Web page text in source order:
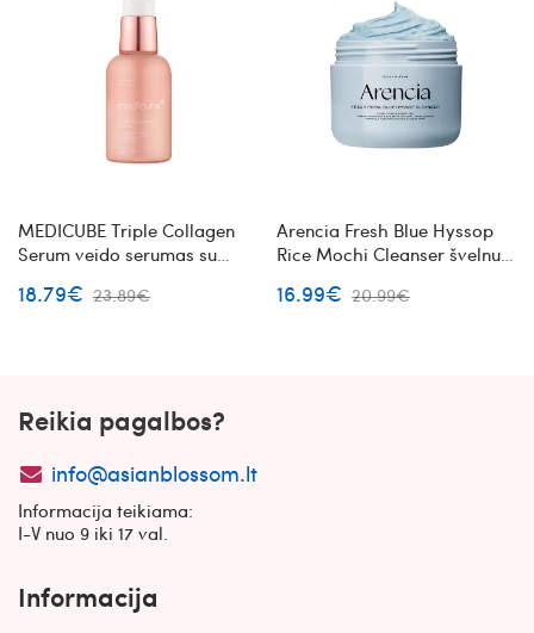
MEDICUBE Triple Collagen
Serum veido serumas su
18.79€ 23.89€
Arencia Fresh Blue Hyssop
Rice Mochi Cleanser švelnus
16.99€ 20.99€
Reikia pagalbos?
info@asianblossom.lt
Informacija teikiama:
I-V nuo 9 iki 17 val.
Informacija